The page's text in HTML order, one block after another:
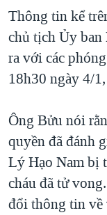
QUAN HỆ VIỆT
Thông tin kể
chủ tịch Ủy
ra với các
18h30 ngày 4/
Ông Bửu nói
quyền đã đánh
Lý Hạo Nam bị
cháu đã tử
đổi thông tin về